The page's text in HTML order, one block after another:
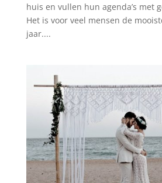
huis en vullen hun agenda’s met
Het is voor veel mensen de
jaar....